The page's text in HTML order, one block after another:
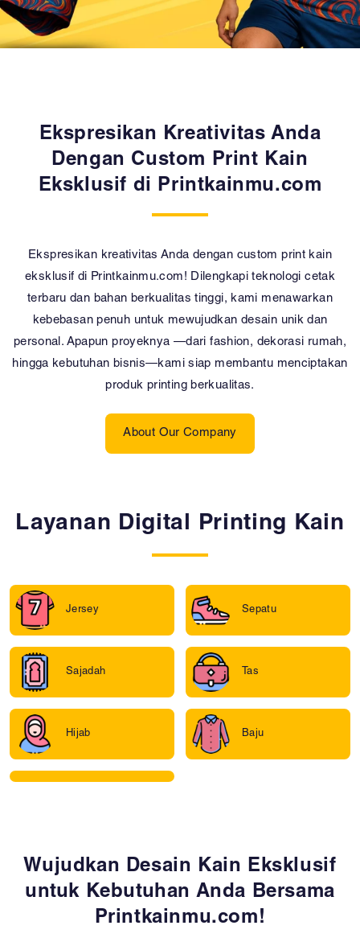
Ekspresikan Kreativitas Anda
Dengan Custom Print Kain
Eksklusif di Printkainmu.com
Ekspresikan kreativitas Anda dengan custom print kain
eksklusif di Printkainmu.com! Dilengkapi teknologi cetak
terbaru dan bahan berkualitas tinggi, kami menawarkan
kebebasan penuh untuk mewujudkan desain unik dan
personal. Apapun proyeknya —dari fashion, dekorasi rumah,
hingga kebutuhan bisnis—kami siap membantu menciptakan
produk printing berkualitas.
About Our Company
Layanan Digital Printing Kain
Jersey Sepatu
Sajadah Tas
Hijab Baju
Wujudkan Desain Kain Eksklusif
untuk Kebutuhan Anda Bersama
Printkainmu.com!